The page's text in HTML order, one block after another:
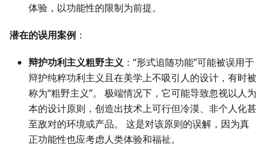
体验，以功能性的限制为前提。
潜在的误用案例 ：
辩护功利主义粗野主义 ：“形式追随功能”可能被误用于
辩护纯粹功利主义且在美学上不吸引人的设计，有时被
称为“粗野主义”。 极端情况下，它可能导致忽视以人为
本的设计原则，创造出技术上可行但冷漠、非个人化甚
至敌对的环境或产品。 这是对该原则的误解，因为真
正功能性也应考虑人类体验和福祉。